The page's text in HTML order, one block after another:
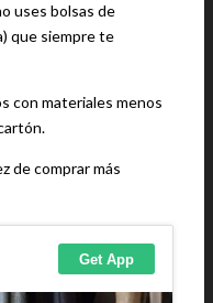
uses bolsas de
que siempre te
con materiales menos
de comprar más